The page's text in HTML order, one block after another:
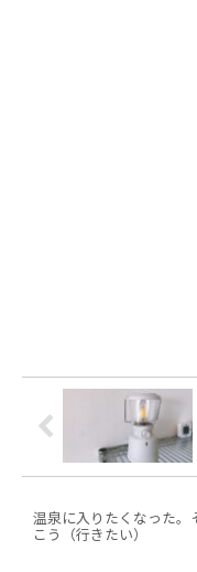
温泉に入りたくなった。
こう（行きたい）